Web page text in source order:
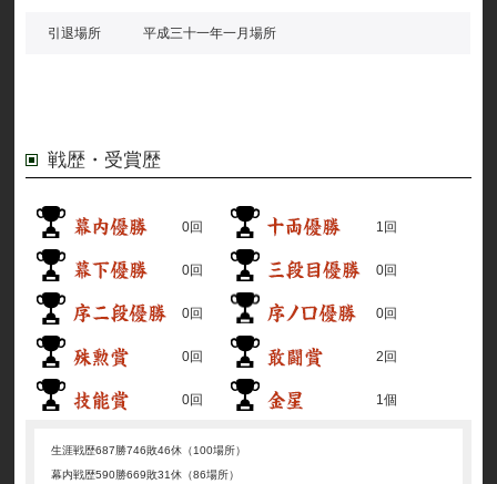
引退場所 平成三十一年一月場所
戦歴・受賞歴
0回 1回
0回 0回
0回 0回
0回 2回
0回 1個
生涯戦歴687勝746敗46休（100場所）
幕内戦歴590勝669敗31休（86場所）